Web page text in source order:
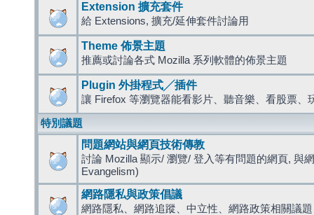
Extension 擴充套件
給 Extensions, 擴充/延伸套件討論用
Theme 佈景主題
推薦或討論各式 Mozilla 系列軟體的佈景主題
Plugin 外掛程式╱插件
讓 Firefox 等瀏覽器能看影片、聽音樂、看股票、
特別議題
問題網站與網頁技術傳教
討論 Mozilla 顯示/ 瀏覽/ 登入等有問題的網頁, 與
Evangelism)
網路隱私與政策倡議
網路隱私、網路追蹤、中立性、網路政策相關議題